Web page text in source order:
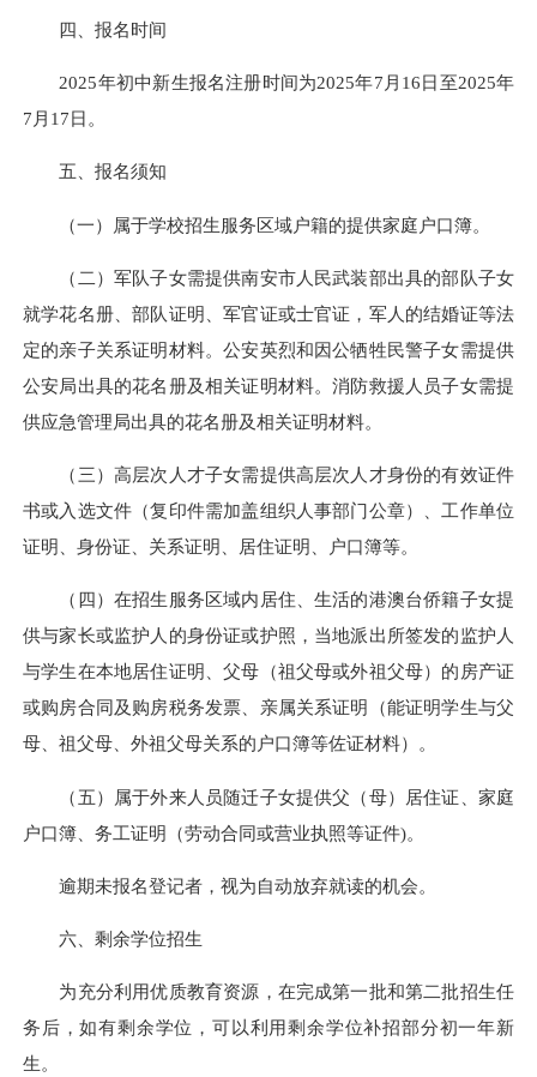
四、报名时间
2025年初中新生报名注册时间为2025年7月16日至2025年
7月17日。
五、报名须知
（一）属于学校招生服务区域户籍的提供家庭户口簿。
（二）军队子女需提供南安市人民武装部出具的部队子女
就学花名册、部队证明、军官证或士官证，军人的结婚证等法
定的亲子关系证明材料。公安英烈和因公牺牲民警子女需提供
公安局出具的花名册及相关证明材料。消防救援人员子女需提
供应急管理局出具的花名册及相关证明材料。
（三）高层次人才子女需提供高层次人才身份的有效证件
书或入选文件（复印件需加盖组织人事部门公章）、工作单位
证明、身份证、关系证明、居住证明、户口簿等。
（四）在招生服务区域内居住、生活的港澳台侨籍子女提
供与家长或监护人的身份证或护照，当地派出所签发的监护人
与学生在本地居住证明、父母（祖父母或外祖父母）的房产证
或购房合同及购房税务发票、亲属关系证明（能证明学生与父
母、祖父母、外祖父母关系的户口簿等佐证材料）。
（五）属于外来人员随迁子女提供父（母）居住证、家庭
户口簿、务工证明（劳动合同或营业执照等证件)。
逾期未报名登记者，视为自动放弃就读的机会。
六、剩余学位招生
为充分利用优质教育资源，在完成第一批和第二批招生任
务后，如有剩余学位，可以利用剩余学位补招部分初一年新
生。